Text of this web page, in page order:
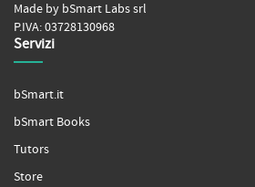
Made by bSmart Labs srl
P.IVA: 03728130968
Servizi
bSmart.it
bSmart Books
Tutors
Store